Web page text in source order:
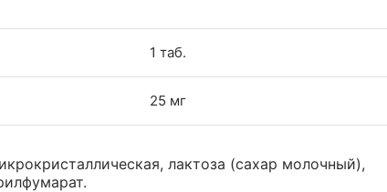
1 таб.
25 мг
лактоза (сахар молочный),